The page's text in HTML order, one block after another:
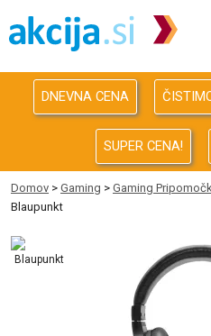
Gaming
Odprodaja
Računalništvo
Računalništvo za podjetja
Avdio Video Foto
Energija
Oprema za pisarno in dom
DNEVNA CENA
SUPER CENA!
Domov > Gaming > Gaming
Blaupunkt